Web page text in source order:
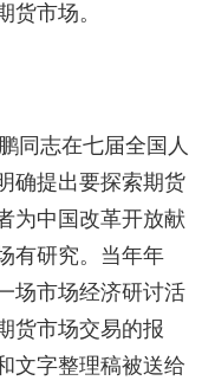
货市场。
同志在七届全国人
确提出要探索期货
为中国改革开放献
有研究。当年年
场市场经济研讨活
货市场交易的报
文字整理稿被送给